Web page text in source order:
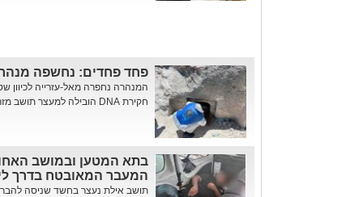
פחד פחדים: נחשפה
חקירת DNA הובילה למעצר תושב מזרח ירושלים ופלסטיני נוסף
בתא המטען ובמושב
המעבר המאובטח בדרך
תושב אילת נעצר בחשד שניסה